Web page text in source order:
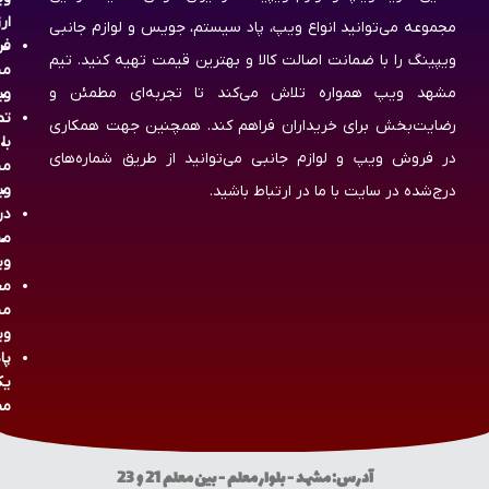
مجموعه می‌توانید انواع ویپ، پاد سیستم، جویس و لوازم جانبی
ویپینگ را با ضمانت اصالت کالا و بهترین قیمت تهیه کنید. تیم
مشهد ویپ همواره تلاش می‌کند تا تجربه‌ای مطمئن و
رضایت‌بخش برای خریداران فراهم کند. همچنین جهت همکاری
در فروش ویپ و لوازم جانبی می‌توانید از طریق شماره‌های
درج‌شده در سایت با ما در ارتباط باشید.
با
آدرس: مشهد - بلوار معلم - بین معلم 21 و 23